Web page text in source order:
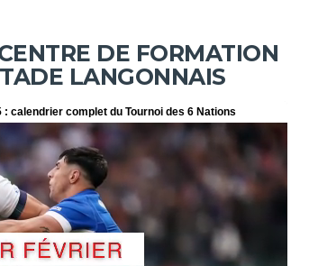
DE FORMATION
LANGONNAIS